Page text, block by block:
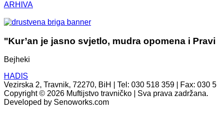
ARHIVA
"Kur’an je jasno svjetlo, mudra opomena i
Bejheki
HADIS
Vezirska 2, Travnik, 72270, BiH | Tel: 030 518 359 | Fax: 030
Copyright © 2026 Muftijstvo travničko | Sva prava zadržana.
Developed by Senoworks.com